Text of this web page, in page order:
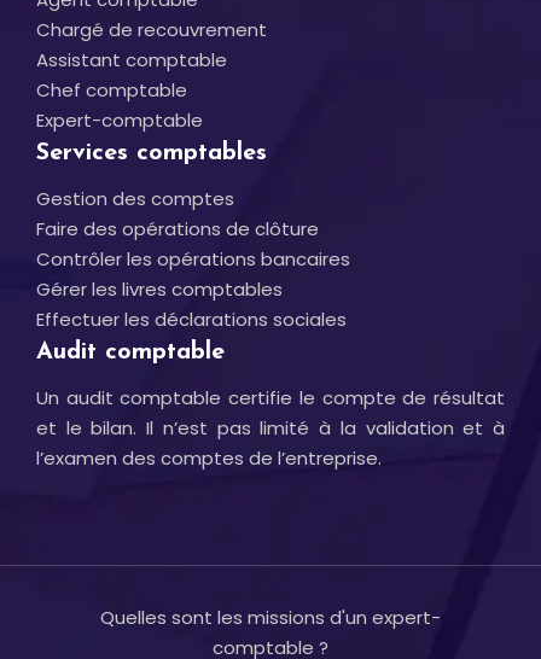
Chargé de recouvrement
Assistant comptable
Chef comptable
Expert-comptable
Services comptables
Gestion des comptes
Faire des opérations de clôture
Contrôler les opérations bancaires
Gérer les livres comptables
Effectuer les déclarations sociales
Audit comptable
Un audit comptable certifie le compte de résultat
et le bilan. Il n’est pas limité à la validation et à
l’examen des comptes de l’entreprise.
Quelles sont les missions d'un expert-
comptable ?